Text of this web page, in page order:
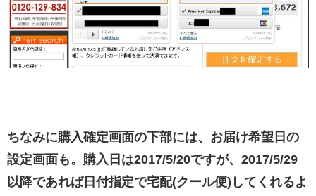
ちなみに購入確定画面の下部には、お届け希望日の
設定画面も。購入日は2017/5/20ですが、2017/5/29
以降であれば日付指定で宅配(クール便)してくれるよ